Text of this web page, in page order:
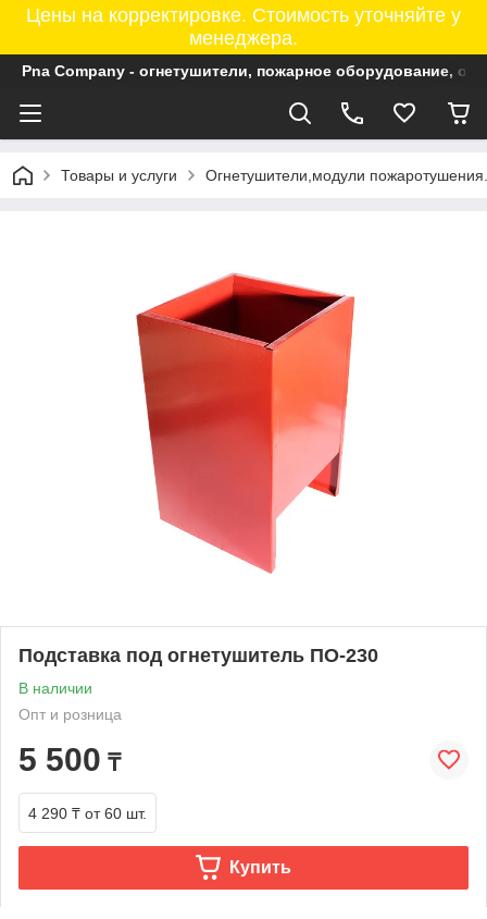
Цены на корректировке. Стоимость уточняйте у
менеджера.
Pna Company - огнетушители, пожарное оборудование,
Товары и услуги Огнетушители,модули пожаротушения.
Подставка под огнетушитель ПО-230
В наличии
Опт и розница
5 500 ₸
4 290 ₸ от 60 шт.
Купить